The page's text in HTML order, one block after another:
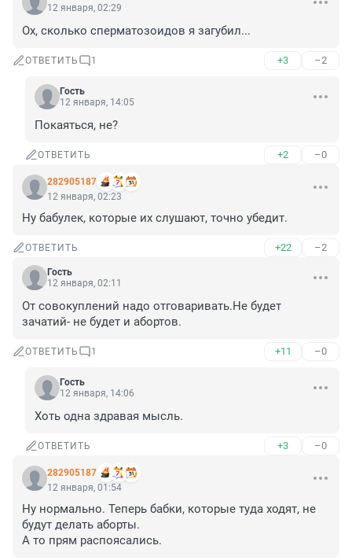
12 января, 02:29
Ох, сколько сперматозоидов я загубил...
ОТВЕТИТЬ 1 +3 –2
Гость
12 января, 14:05
Покаяться, не?
ОТВЕТИТЬ +2 –0
282905187
12 января, 02:23
Ну бабулек, которые их слушают, точно убедит.
ОТВЕТИТЬ +22 –2
Гость
12 января, 02:11
От совокуплений надо отговаривать.Не будет
зачатий- не будет и абортов.
ОТВЕТИТЬ 1 +11 –0
Гость
12 января, 14:06
Хоть одна здравая мысль.
ОТВЕТИТЬ +3 –0
282905187
12 января, 01:54
Ну нормально. Теперь бабки, которые туда ходят, не
будут делать аборты.
А то прям распоясались.